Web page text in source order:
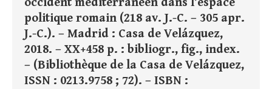
occident méditerranéen dans l’espace
politique romain (218 av. J.-C. – 305 apr.
J.-C.). – Madrid : Casa de Velázquez,
2018. – XX+458 p. : bibliogr., fig., index.
– (Bibliothèque de la Casa de Velázquez,
ISSN : 0213.9758 ; 72). – ISBN :